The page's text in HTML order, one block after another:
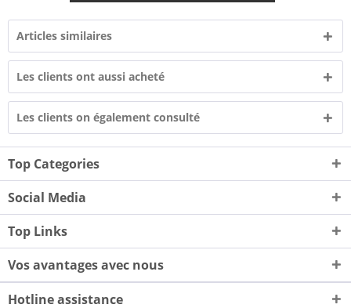
Articles similaires
Les clients ont aussi acheté
Les clients on également consulté
Top Categories
Social Media
Top Links
Vos avantages avec nous
Hotline assistance